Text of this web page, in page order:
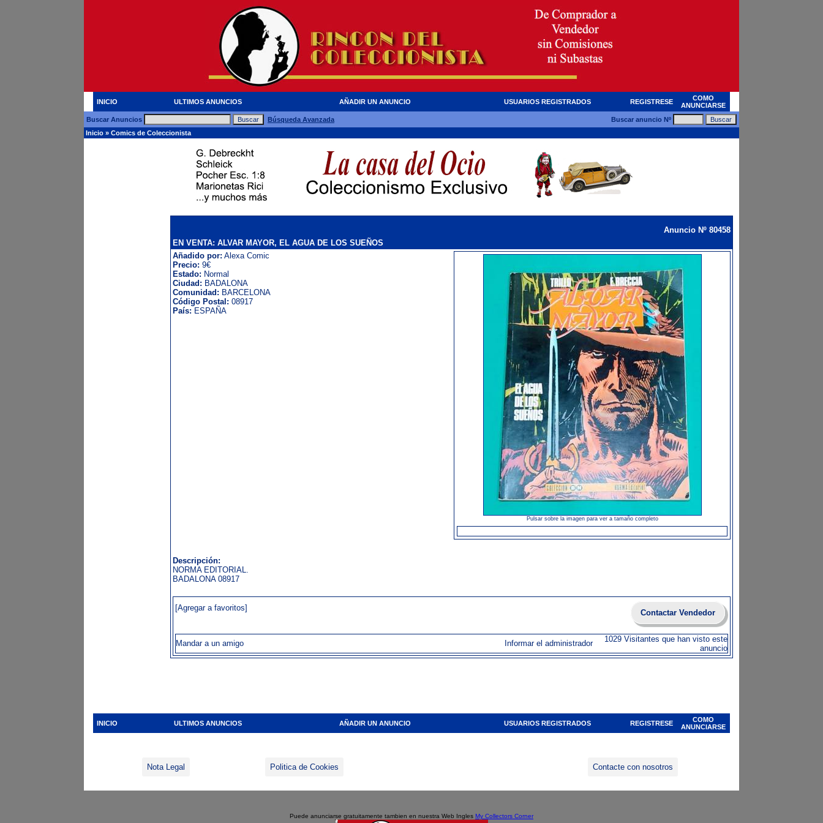
INICIO ULTIMOS ANUNCIOS AÑADIR UN ANUNCIO USUARIOS REGISTRADOS REGISTRESE
COMO
ANUNCIARSE
Buscar Anuncios
Búsqueda Avanzada
Buscar anuncio Nº
Inicio » Comics de Coleccionista
Anuncio Nº 80458
EN VENTA: ALVAR MAYOR, EL AGUA DE LOS SUEÑOS
Añadido por: Alexa Comic
Precio: 9€
Estado: Normal
Ciudad: BADALONA
Comunidad: BARCELONA
Código Postal: 08917
País: ESPAÑA
Pulsar sobre la imagen para ver a tamaño completo
Descripción:
NORMA EDITORIAL.
BADALONA 08917
[Agregar a favoritos]
Contactar Vendedor
Mandar a un amigo Informar el administrador
1029 Visitantes que han visto este
anuncio
INICIO ULTIMOS ANUNCIOS AÑADIR UN ANUNCIO USUARIOS REGISTRADOS REGISTRESE
COMO
ANUNCIARSE
Nota Legal Politica de Cookies Contacte con nosotros
Puede anunciarse gratuitamente tambien en nuestra Web Ingles My Collectors Corner